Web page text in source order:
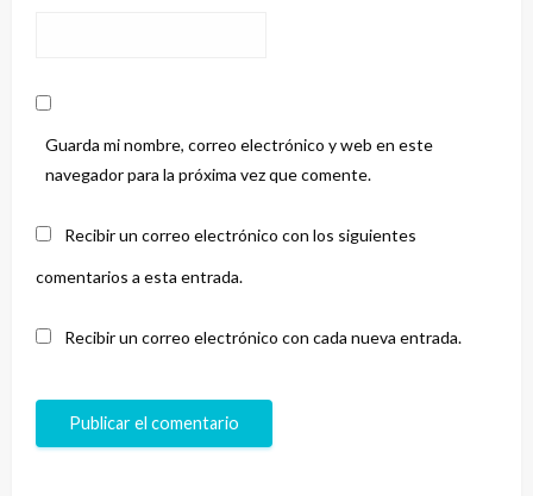
Guarda mi nombre, correo electrónico y web en este
navegador para la próxima vez que comente.
Recibir un correo electrónico con los siguientes
comentarios a esta entrada.
Recibir un correo electrónico con cada nueva entrada.